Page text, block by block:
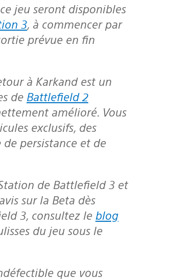
jeu seront disponibles
3, à commencer par
prévue en fin
à Karkandest un
de Battlefield 2
amélioré. Vous
exclusifs, des
persistance et de
de Battlefield 3 et
sur la Beta dès
3, consultez le blog
du jeu sous le